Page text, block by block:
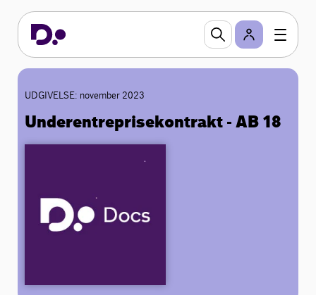
UDGIVELSE: november 2023
Underentreprisekontrakt - AB 18